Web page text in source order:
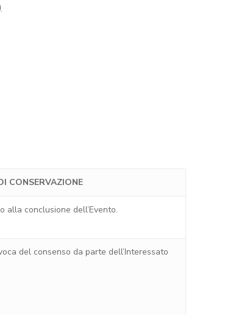
CONSERVAZIONE
alla conclusione dell’Evento.
del consenso da parte dell’Interessato